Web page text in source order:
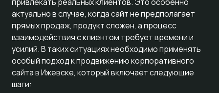
актуально в случае, когда сайт не предполагает
прямых продаж, продукт сложен, а процесс
взаимодействия с клиентом требует времени и
усилий. В таких ситуациях необходимо применять
особый подход к продвижению корпоративного
сайта в Ижевске, который включает следующие
шаги: